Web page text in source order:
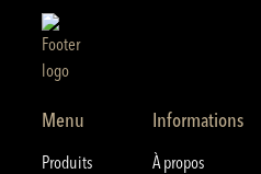
Menu
Produits
Informations
À propos